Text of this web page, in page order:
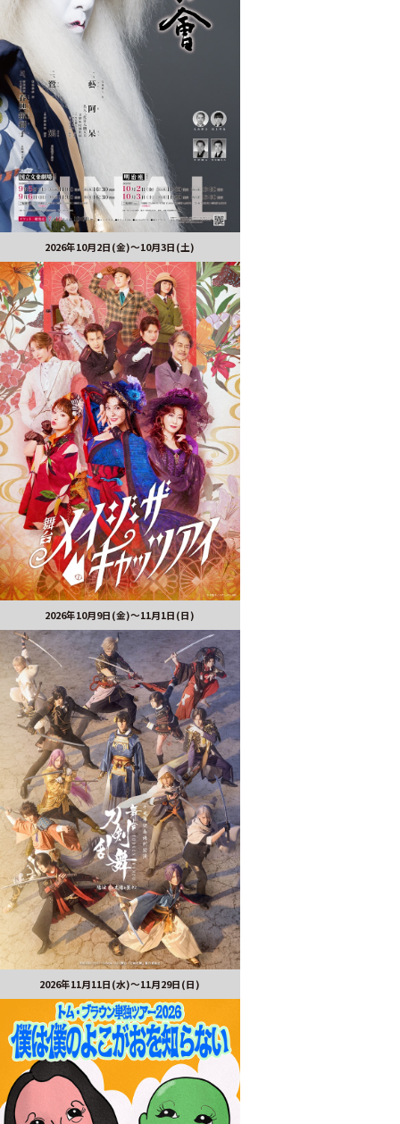
2026年10月2日(金)～10月3日(土)
2026年10月9日(金)～11月1日(日)
2026年11月11日(水)～11月29日(日)